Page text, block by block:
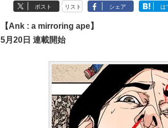
ポスト リスト シェア は
【Ank : a mirroring ape】
5月20日 連載開始